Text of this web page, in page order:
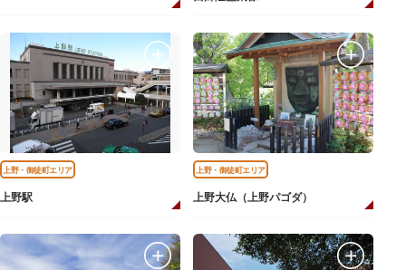
上野・御徒町エリア
上野駅
上野・御徒町エリア
上野大仏（上野パゴダ）